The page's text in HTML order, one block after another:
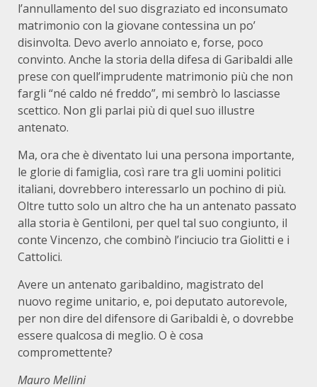
l’annullamento del suo disgraziato ed inconsumato
matrimonio con la giovane contessina un po’
disinvolta. Devo averlo annoiato e, forse, poco
convinto. Anche la storia della difesa di Garibaldi alle
prese con quell’imprudente matrimonio più che non
fargli “né caldo né freddo”, mi sembrò lo lasciasse
scettico. Non gli parlai più di quel suo illustre
antenato.
Ma, ora che è diventato lui una persona importante,
le glorie di famiglia, così rare tra gli uomini politici
italiani, dovrebbero interessarlo un pochino di più.
Oltre tutto solo un altro che ha un antenato passato
alla storia è Gentiloni, per quel tal suo congiunto, il
conte Vincenzo, che combinò l’inciucio tra Giolitti e i
Cattolici.
Avere un antenato garibaldino, magistrato del
nuovo regime unitario, e, poi deputato autorevole,
per non dire del difensore di Garibaldi è, o dovrebbe
essere qualcosa di meglio. O è cosa
compromettente?
Mauro Mellini